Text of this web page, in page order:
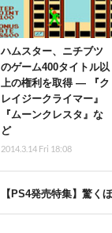
ハムスター、ニチブツ
のゲーム400タイトル以
上の権利を取得 ― 『ク
レイジークライマー』
『ムーンクレスタ』な
ど
2014.3.14 Fri 18:08
【PS4発売特集】驚く